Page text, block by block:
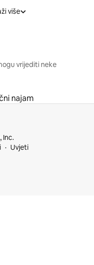
više
vrijediti neke
najam
Inc.
Uvjeti